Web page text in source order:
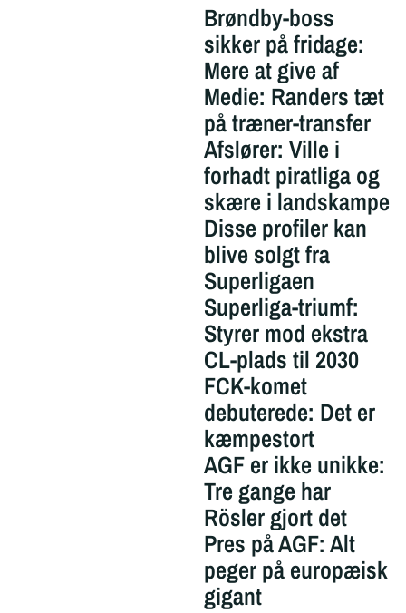
Brøndby-boss
sikker på fridage:
Mere at give af
Medie: Randers tæt
på træner-transfer
Afslører: Ville i
forhadt piratliga og
skære i landskampe
Disse profiler kan
blive solgt fra
Superligaen
Superliga-triumf:
Styrer mod ekstra
CL-plads til 2030
FCK-komet
debuterede: Det er
kæmpestort
AGF er ikke unikke:
Tre gange har
Rösler gjort det
Pres på AGF: Alt
peger på europæisk
gigant